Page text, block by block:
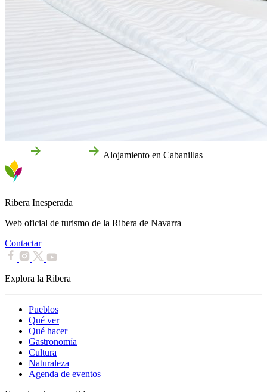
Alojamiento en Cabanillas
Ribera Inesperada
Web oficial de turismo de la Ribera de Navarra
Contactar
Explora la Ribera
Pueblos
Qué ver
Qué hacer
Gastronomía
Cultura
Naturaleza
Agenda de eventos